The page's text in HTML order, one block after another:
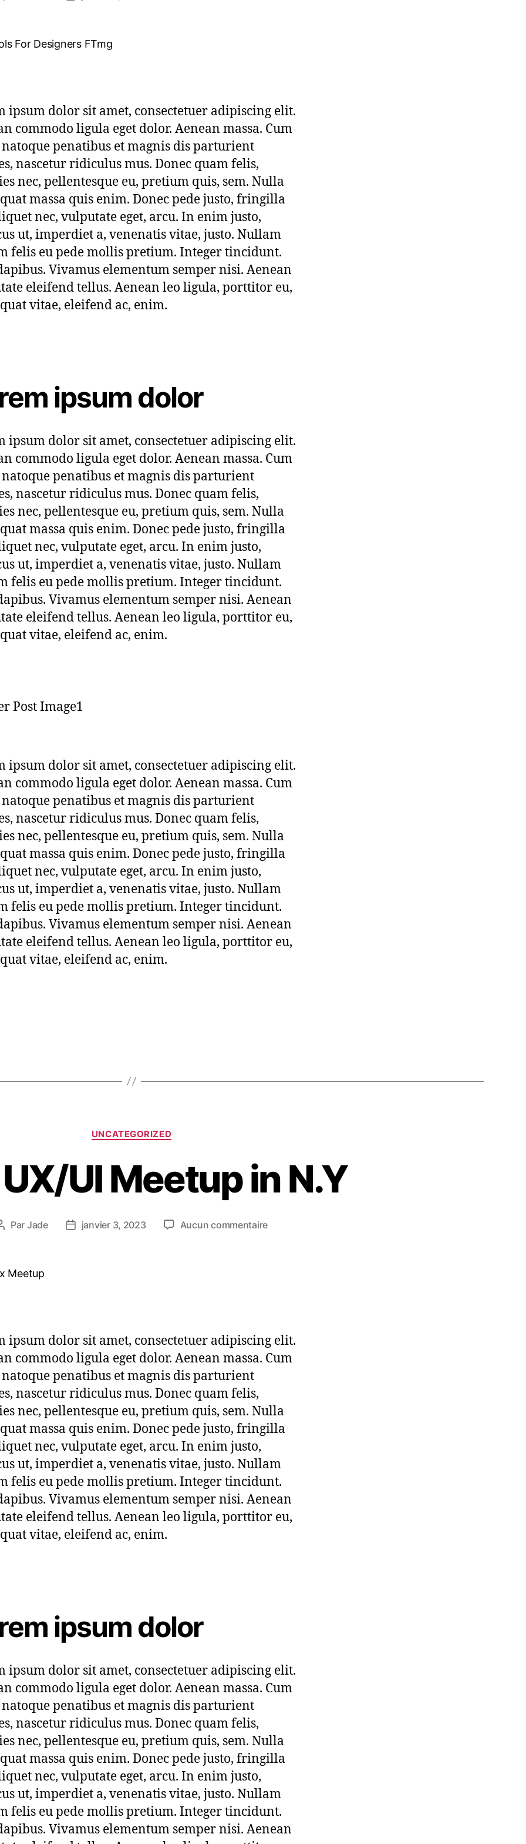
ipsum dolor sit amet, consectetuer adipiscing elit.
commodo ligula eget dolor. Aenean massa. Cum
natoque penatibus et magnis dis parturient
nascetur ridiculus mus. Donec quam felis,
nec, pellentesque eu, pretium quis, sem. Nulla
massa quis enim. Donec pede justo, fringilla
nec, vulputate eget, arcu. In enim justo,
ut, imperdiet a, venenatis vitae, justo. Nullam
felis eu pede mollis pretium. Integer tincidunt.
Vivamus elementum semper nisi. Aenean
eleifend tellus. Aenean leo ligula, porttitor eu,
vitae, eleifend ac, enim.
ipsum dolor
ipsum dolor sit amet, consectetuer adipiscing elit.
commodo ligula eget dolor. Aenean massa. Cum
natoque penatibus et magnis dis parturient
nascetur ridiculus mus. Donec quam felis,
nec, pellentesque eu, pretium quis, sem. Nulla
massa quis enim. Donec pede justo, fringilla
nec, vulputate eget, arcu. In enim justo,
ut, imperdiet a, venenatis vitae, justo. Nullam
felis eu pede mollis pretium. Integer tincidunt.
Vivamus elementum semper nisi. Aenean
eleifend tellus. Aenean leo ligula, porttitor eu,
vitae, eleifend ac, enim.
ipsum dolor sit amet, consectetuer adipiscing elit.
commodo ligula eget dolor. Aenean massa. Cum
natoque penatibus et magnis dis parturient
nascetur ridiculus mus. Donec quam felis,
nec, pellentesque eu, pretium quis, sem. Nulla
massa quis enim. Donec pede justo, fringilla
nec, vulputate eget, arcu. In enim justo,
ut, imperdiet a, venenatis vitae, justo. Nullam
felis eu pede mollis pretium. Integer tincidunt.
Vivamus elementum semper nisi. Aenean
eleifend tellus. Aenean leo ligula, porttitor eu,
vitae, eleifend ac, enim.
UNCATEGORIZED
UI Meetup in N.Y
Par Jade janvier 3, 2023 Aucun commentaire
ipsum dolor sit amet, consectetuer adipiscing elit.
commodo ligula eget dolor. Aenean massa. Cum
natoque penatibus et magnis dis parturient
nascetur ridiculus mus. Donec quam felis,
nec, pellentesque eu, pretium quis, sem. Nulla
massa quis enim. Donec pede justo, fringilla
nec, vulputate eget, arcu. In enim justo,
ut, imperdiet a, venenatis vitae, justo. Nullam
felis eu pede mollis pretium. Integer tincidunt.
Vivamus elementum semper nisi. Aenean
eleifend tellus. Aenean leo ligula, porttitor eu,
vitae, eleifend ac, enim.
ipsum dolor
ipsum dolor sit amet, consectetuer adipiscing elit.
commodo ligula eget dolor. Aenean massa. Cum
natoque penatibus et magnis dis parturient
nascetur ridiculus mus. Donec quam felis,
nec, pellentesque eu, pretium quis, sem. Nulla
massa quis enim. Donec pede justo, fringilla
nec, vulputate eget, arcu. In enim justo,
ut, imperdiet a, venenatis vitae, justo. Nullam
felis eu pede mollis pretium. Integer tincidunt.
Vivamus elementum semper nisi. Aenean